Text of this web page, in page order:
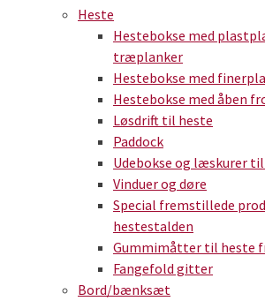
Heste
Hestebokse med
træplanker
Hestebokse med
Hestebokse med åben
Løsdrift til heste
Paddock
Udebokse og læskurer
Vinduer og døre
Special fremstillede
hestestalden
Gummimåtter til heste
Fangefold gitter
Bord/bænksæt